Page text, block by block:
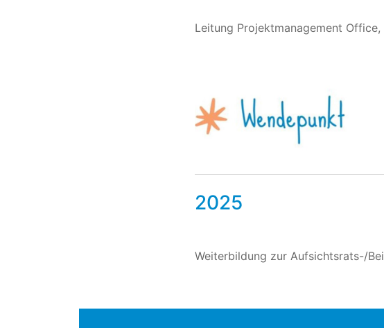
Leitung Projektmanagement Office,
2025
Weiterbildung zur Aufsichtsrats-/